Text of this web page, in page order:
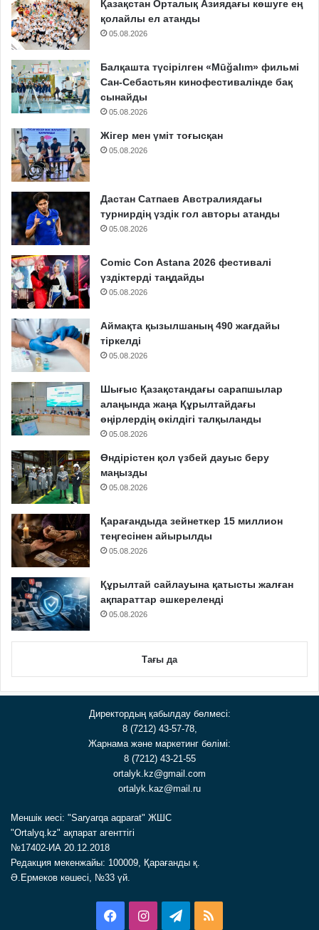
Қазақстан Орталық Азиядағы көшуге ең
қолайлы ел атанды
05.08.2026
Балқашта түсірілген «Mūğalım» фильмі
Сан-Себастьян кинофестивалінде бақ
сынайды
05.08.2026
Жігер мен үміт тоғысқан
05.08.2026
Дастан Сатпаев Австралиядағы
турнирдің үздік гол авторы атанды
05.08.2026
Comic Con Astana 2026 фестивалі
үздіктерді таңдайды
05.08.2026
Аймақта қызылшаның 490 жағдайы
тіркелді
05.08.2026
Шығыс Қазақстандағы сарапшылар
алаңында жаңа Құрылтайдағы
өңірлердің өкілдігі талқыланды
05.08.2026
Өндірістен қол үзбей дауыс беру
маңызды
05.08.2026
Қарағандыда зейнеткер 15 миллион
теңгесінен айырылды
05.08.2026
Құрылтай сайлауына қатысты жалған
ақпараттар әшкереленді
05.08.2026
Тағы да
Директордың қабылдау бөлмесі:
8 (7212) 43-57-78,
Жарнама және маркетинг бөлімі:
8 (7212) 43-21-55
ortalyk.kz@gmail.com
ortalyk.kaz@mail.ru
Меншік иесі: "Saryarqa aqparat" ЖШС
"Ortalyq.kz" ақпарат агенттігі
№17402-ИА 20.12.2018
Редакция мекенжайы: 100009, Қарағанды қ.
Ә.Ермеков көшесі, №33 үй.
FacebookInstagramTelegram